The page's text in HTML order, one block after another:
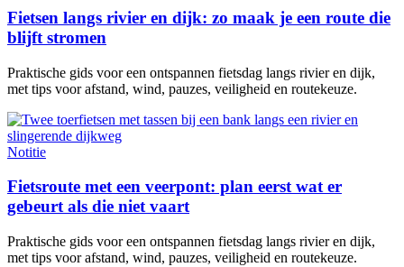
Fietsen langs rivier en dijk: zo maak je een route die
blijft stromen
Praktische gids voor een ontspannen fietsdag langs rivier en dijk,
met tips voor afstand, wind, pauzes, veiligheid en routekeuze.
Notitie
Fietsroute met een veerpont: plan eerst wat er
gebeurt als die niet vaart
Praktische gids voor een ontspannen fietsdag langs rivier en dijk,
met tips voor afstand, wind, pauzes, veiligheid en routekeuze.